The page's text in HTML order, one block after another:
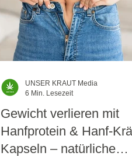
Gewicht verlieren mit
Hanfprotein & Hanf-
Kapseln – natürliche
UNSER KRAUT Media
6 Min. Lesezeit